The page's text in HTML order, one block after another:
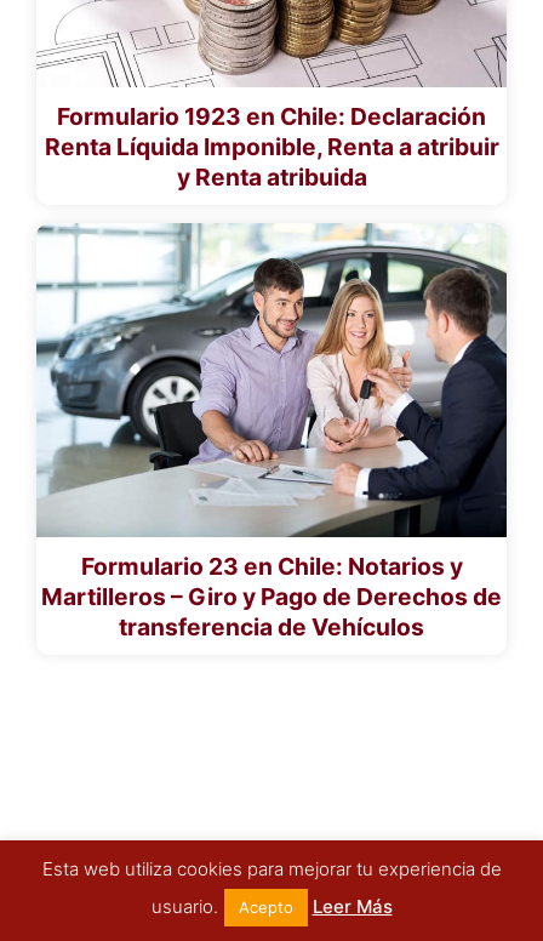
Formulario 1923 en Chile: Declaración
Renta Líquida Imponible, Renta a atribuir
y Renta atribuida
Formulario 23 en Chile: Notarios y
Martilleros – Giro y Pago de Derechos de
transferencia de Vehículos
Esta web utiliza cookies para mejorar tu experiencia de
usuario.
Acepto Leer Más